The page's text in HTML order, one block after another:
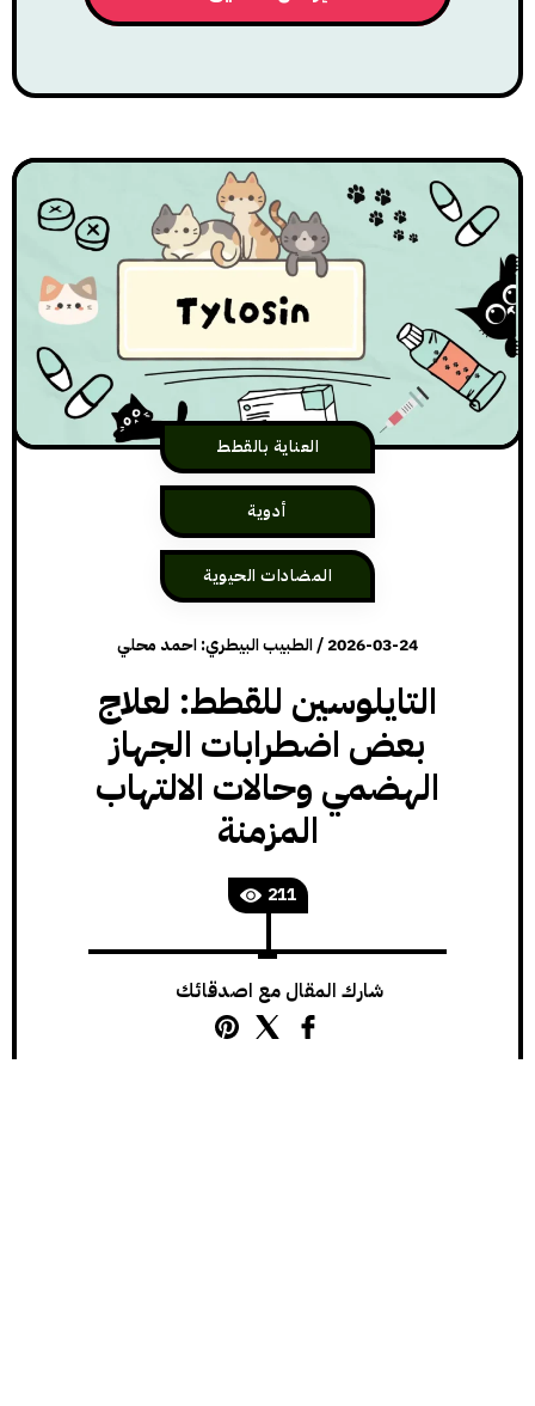
العناية بالقطط
أدوية
المضادات الحيوية
2026-03-24
/الطبيب البيطري: احمد محلي
التايلوسين للقطط: لعلاج
بعض اضطرابات الجهاز
الهضمي وحالات الالتهاب
المزمنة
211
شارك المقال مع اصدقائك